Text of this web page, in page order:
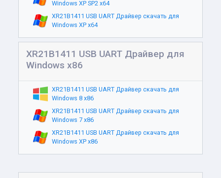
Windows XP SP2 x64
XR21B1411 USB UART Драйвер скачать для
Windows XP x64
XR21B1411 USB UART Драйвер для
Windows x86
XR21B1411 USB UART Драйвер скачать для
Windows 8 x86
XR21B1411 USB UART Драйвер скачать для
Windows 7 x86
XR21B1411 USB UART Драйвер скачать для
Windows XP x86